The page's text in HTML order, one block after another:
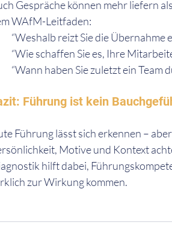
Gespräche können mehr liefern
WAfM-Leitfaden:
“Weshalb reizt Sie die Übernahme
“Wie schaffen Sie es, Ihre
“Wann haben Sie zuletzt ein Team
Führung ist kein
Führung lässt sich erkennen –
Motive und Kontext
hilft dabei,
zur Wirkung kommen.